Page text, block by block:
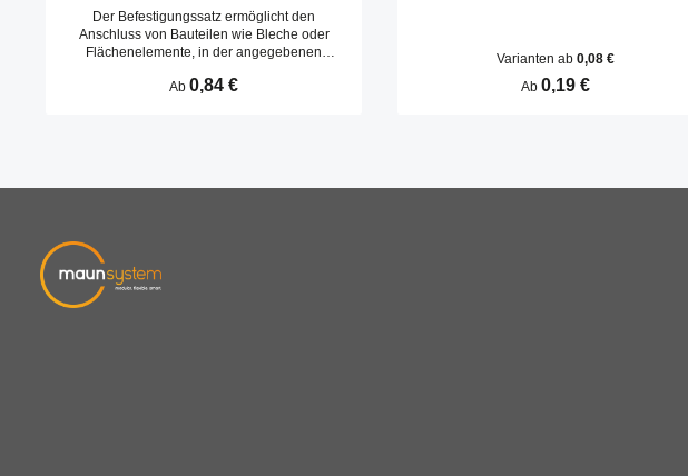
Der Befestigungssatz ermöglicht den
Anschluss von Bauteilen wie Bleche oder
Flächenelemente, in der angegebenen
Nutenstein und passenden
Regulärer Preis:
Ab 0,84 €
Varianten ab 0,08 €
Regulärer Preis:
Ab 0,19 €